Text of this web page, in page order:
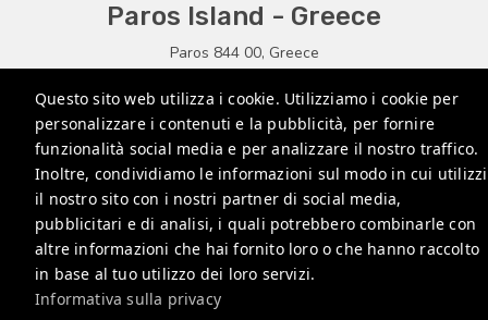
Questo sito web utilizza i cookie. Utilizziamo i cookie per
personalizzare i contenuti e la pubblicità, per fornire
funzionalità social media e per analizzare il nostro traffico.
Inoltre, condividiamo le informazioni sul modo in cui utilizzi
il nostro sito con i nostri partner di social media,
pubblicitari e di analisi, i quali potrebbero combinarle con
altre informazioni che hai fornito loro o che hanno raccolto
in base al tuo utilizzo dei loro servizi.
Informativa sulla privacy
Paros Island - Greece
Paros 844 00, Greece
+306988555240
+306936914750
+302284121352
Informativa sulla privacy